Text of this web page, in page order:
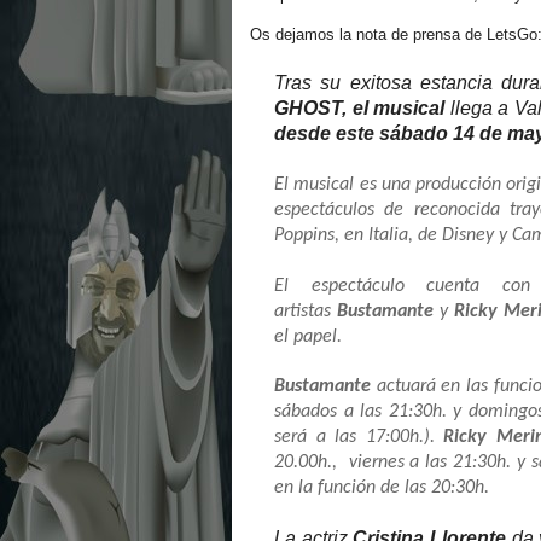
Os dejamos la nota de prensa de LetsGo:
Tras su exitosa estancia
GHOST, el musical llega a
desde este sábado 14 de
El musical es una producción
espectáculos de reconocida
Poppins, en Italia, de Disney y
El espectáculo cuenta
artistas Bustamante y Ricky
el papel.
Bustamante actuará en las
sábados a las 21:30h. y
será a las 17:00h.).Ricky
20.00h., viernes a las 21:30h. y
en la función de las 20:30h.